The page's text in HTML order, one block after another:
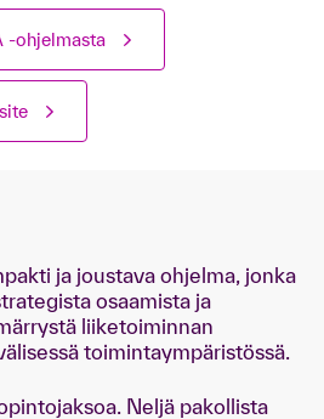
-ohjelmasta
ja joustava ohjelma, jonka
osaamista ja
liiketoiminnan
toimintaympäristössä.
Neljä pakollista